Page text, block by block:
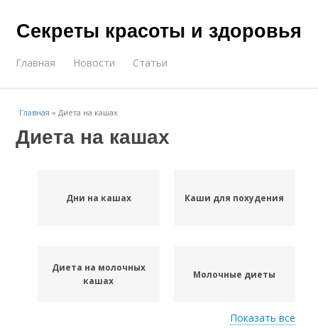
Секреты красоты и здоровья
Главная Новости Статьи
Главная »Диета на кашах
Диета на кашах
Дни на кашах Каши для похудения
Диета на молочных
кашах
Молочные диеты
Показать все